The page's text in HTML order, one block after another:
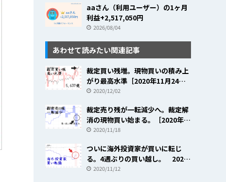
aaさん（利用ユーザー）の1ヶ月
利益+2,517,050円
2026/08/04
あわせて読みたい関連記事
裁定買い残増。現物買いの積み上
がり最高水準［2020年11月24日
～11月27日］
2020/12/02
裁定売り残が一転減少へ。裁定解
消の現物買い始まる。［2020年
11月9日～11月13日］
2020/11/18
ついに海外投資家が買いに転じ
る。4週ぶりの買い越し。 2020
年11月第1週
2020/11/12